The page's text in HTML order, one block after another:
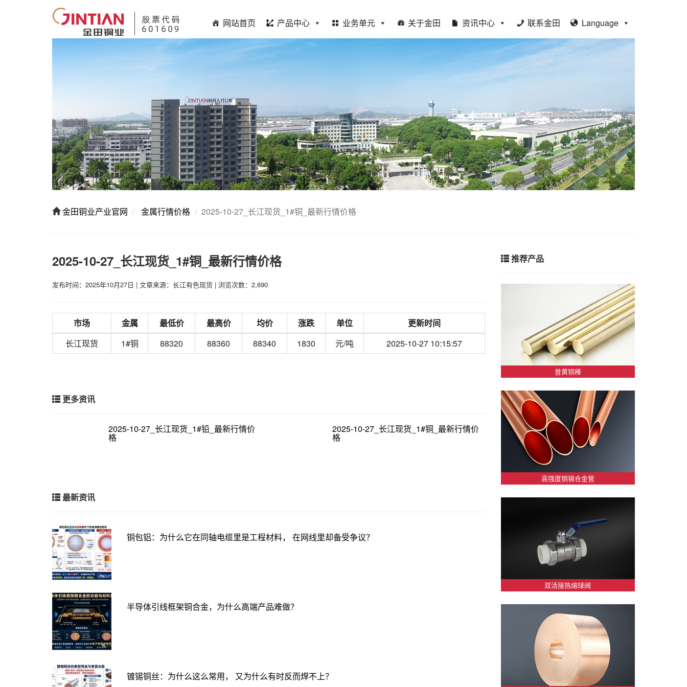
网站首页 产品中心 业务单元 关于金田 资讯中心 联系金田 Language
金田铜业产业官网 金属行情价格 2025-10-27_长江现货_1#铜_最新行情价格
2025-10-27_长江现货_1#铜_最新行情价格
发布时间：2025年10月27日 | 文章来源：长江有色现货 | 浏览次数：2,690
市场 金属 最低价 最高价 均价 涨跌 单位
更新时间
长江现货
1#铜 88320 88360 88340 1830 元/吨 2025-10-27 10:15:57
更多资讯
2025-10-27_长江现货_1#铅_最新行情价
格
2025-10-27_长江现货_1#铜_最新行情价
格
最新资讯
铜包铝：为什么它在同轴电缆里是工程材料， 在网线里却备受争议？
半导体引线框架铜合金，为什么高端产品难做？
镀锡铜丝：为什么这么常用， 又为什么有时反而焊不上？
推荐产品
普黄铜棒
高强度铜锡合金管
双活接热熔球阀